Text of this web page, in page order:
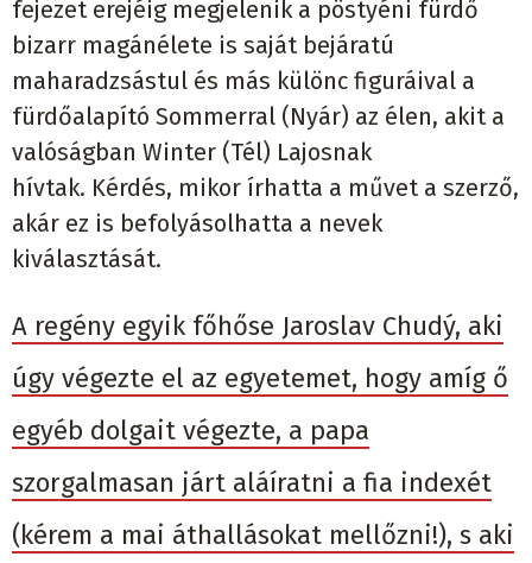
fejezet erejéig megjelenik a pöstyéni fürdő
bizarr magánélete is saját bejáratú
maharadzsástul és más különc figuráival a
fürdőalapító Sommerral (Nyár) az élen, akit a
valóságban Winter (Tél) Lajosnak
hívtak. Kérdés, mikor írhatta a művet a szerző,
akár ez is befolyásolhatta a nevek
kiválasztását.
A regény egyik főhőse Jaroslav Chudý, aki
úgy végezte el az egyetemet, hogy amíg ő
egyéb dolgait végezte, a papa
szorgalmasan járt aláíratni a fia indexét
(kérem a mai áthallásokat mellőzni!), s aki